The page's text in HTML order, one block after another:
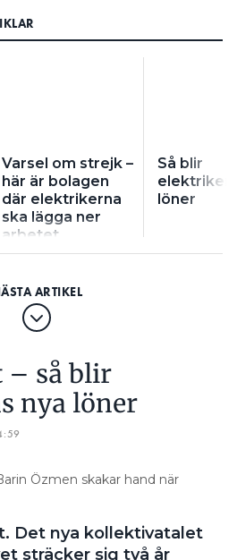
Varsel om strejk –
här är bolagen
där elektrikerna
ska lägga ner
arbetet
Så blir
löner
– så blir
nya löner
Özmen skakar hand när
Det nya kollektivatalet
sträcker sig två år